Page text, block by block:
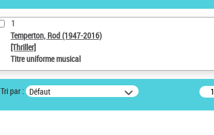
1
Temperton, Rod (1947-2016)
[Thriller]
Titre uniforme musical
Tri par : Défaut